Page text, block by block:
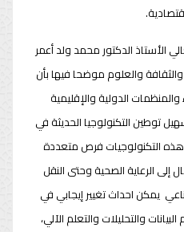
الأستاذ الدكتور محمد ولد أعمر
والثقافة والعلوم موضحا فيها بأن
الدولية والإقليمية
توطين التكنولوجيا الحديثة في
هذه التكنولوجيات فرص متعددة
إلى الرعاية الصحية وحتى النقل
يمكن احداث تغيير إيجابي في
والتحليلات والتعلم الآلي،